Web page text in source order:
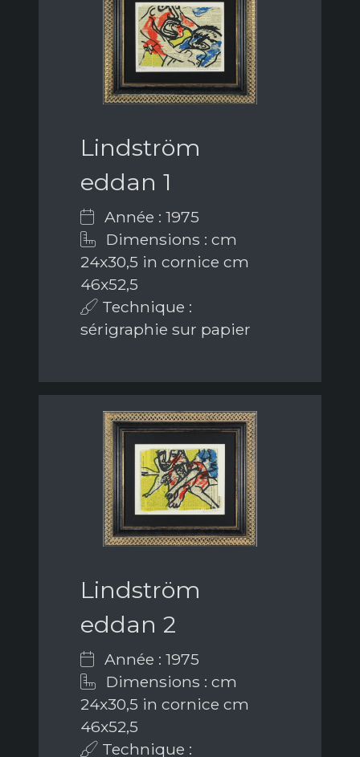
Lindström
eddan 1
Année : 1975
Dimensions : cm
24x30,5 in cornice cm
46x52,5
Technique :
sérigraphie sur papier
Lindström
eddan 2
Année : 1975
Dimensions : cm
24x30,5 in cornice cm
46x52,5
Technique :